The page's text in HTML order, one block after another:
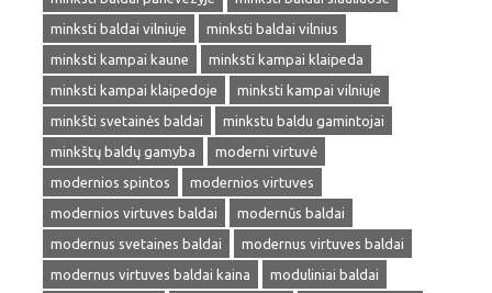
minksti baldai vilniuje
minksti baldai vilnius
minksti kampai kaune
minksti kampai klaipeda
minksti kampai klaipedoje
minksti kampai vilniuje
minkšti svetainės baldai
minkstu baldu gamintojai
minkštų baldų gamyba
moderni virtuvė
modernios spintos
modernios virtuves
modernios virtuves baldai
modernūs baldai
modernus svetaines baldai
modernus virtuves baldai
modernus virtuves baldai kaina
moduliniai baldai